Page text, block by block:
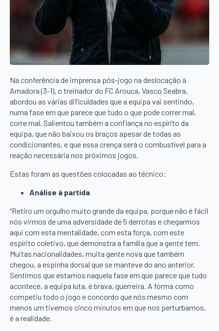
Na conferência de imprensa pós-jogo na deslocação à
Amadora (3-1), o treinador do FC Arouca, Vasco Seabra,
abordou as várias dificuldades que a equipa vai sentindo,
numa fase em que parece que tudo o que pode correr mal,
corre mal. Salientou também a confiança no espírito da
equipa, que não baixou os braços apesar de todas as
condicionantes, e que essa crença será o combustível para a
reação necessária nos próximos jogos.
Estas foram as questões colocadas ao técnico:
Análise à partida
“Retiro um orgulho muito grande da equipa, porque não é fácil
nós virmos de uma adversidade de 5 derrotas e chegarmos
aqui com esta mentalidade, com esta força, com este
espírito coletivo, que demonstra a família que a gente tem.
Muitas nacionalidades, muita gente nova que também
chegou, a espinha dorsal que se manteve do ano anterior.
Sentimos que estamos naquela fase em que parece que tudo
acontece, a equipa luta, é brava, guerreira. A forma como
competiu todo o jogo e concordo que nós mesmo com
menos um tivemos cinco minutos em que nos perturbamos,
é a realidade.